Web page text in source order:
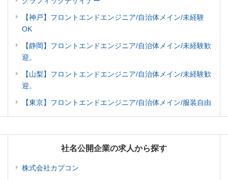
【神戸】フロントエンドエンジニア/自治体メイン/未経験
OK
【静岡】フロントエンドエンジニア/自治体メイン/未経験歓
迎。
【山梨】フロントエンドエンジニア/自治体メイン/未経験歓
迎。
【東京】フロントエンドエンジニア/自治体メイン/服装自由
社名公開企業の求人から探す
株式会社カプコン